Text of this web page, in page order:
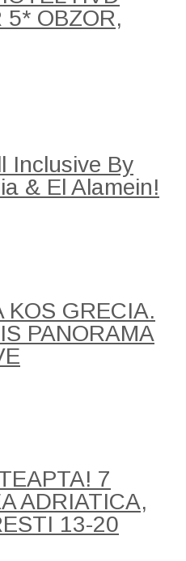
5* OBZOR,
Inclusive By
& El Alamein!
KOS GRECIA.
PANORAMA
7
ADRIATICA,
13-20